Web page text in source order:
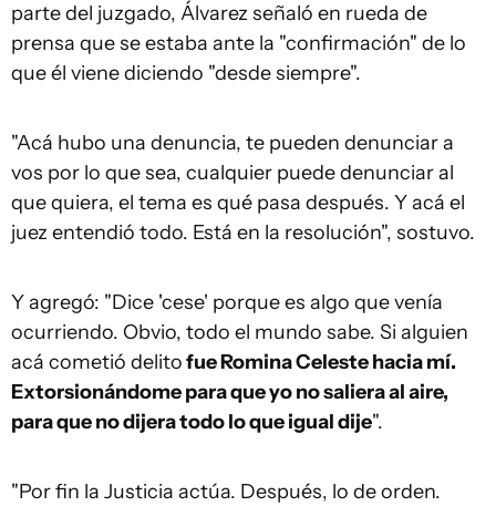
parte del juzgado, Álvarez señaló en rueda de
prensa que se estaba ante la "confirmación" de lo
que él viene diciendo "desde siempre".
"Acá hubo una denuncia, te pueden denunciar a
vos por lo que sea, cualquier puede denunciar al
que quiera, el tema es qué pasa después. Y acá el
juez entendió todo. Está en la resolución", sostuvo.
Y agregó: "Dice 'cese' porque es algo que venía
ocurriendo. Obvio, todo el mundo sabe. Si alguien
acá cometió delitofue Romina Celeste hacia mí.
Extorsionándome para que yo no saliera al aire,
para que no dijera todo lo que igual dije".
"Por fin la Justicia actúa. Después, lo de orden.